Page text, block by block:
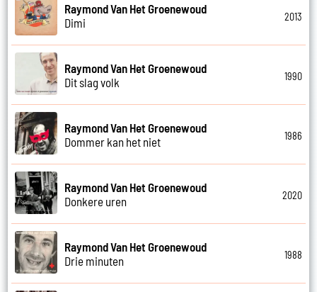
Raymond Van Het Groenewoud
Dimi
2013
Raymond Van Het Groenewoud
Dit slag volk
1990
Raymond Van Het Groenewoud
Dommer kan het niet
1986
Raymond Van Het Groenewoud
Donkere uren
2020
Raymond Van Het Groenewoud
Drie minuten
1988